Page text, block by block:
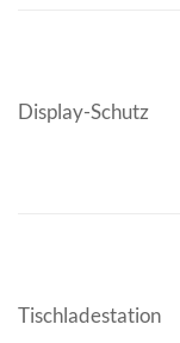
Display-Schutz
Tischladestation